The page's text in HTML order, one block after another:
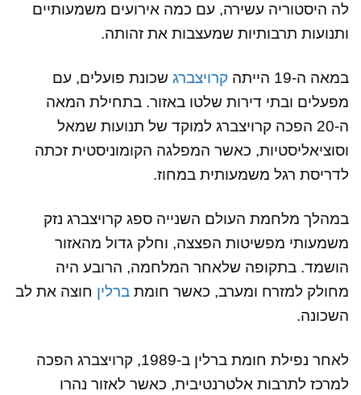
לה היסטוריה עשירה, עם כמה אירועים משמעותיים
ותנועות תרבותיות שמעצבות את זהותה.
במאה ה-19 הייתה קרויצברג שכונת פועלים, עם
מפעלים ובתי דירות שלטו באזור. בתחילת המאה
ה-20 הפכה קרויצברג למוקד של תנועות שמאל
וסוציאליסטיות, כאשר המפלגה הקומוניסטית זכתה
לדריסת רגל משמעותית במחוז.
במהלך מלחמת העולם השנייה ספג קרויצברג נזק
משמעותי מפשיטות הפצצה, וחלק גדול מהאזור
הושמד. בתקופה שלאחר המלחמה, הרובע היה
מחולק למזרח ומערב, כאשר חומת ברלין חוצה את לב
השכונה.
לאחר נפילת חומת ברלין ב-1989, קרויצברג הפכה
למרכז לתרבות אלטרנטיבית, כאשר לאזור נהרו